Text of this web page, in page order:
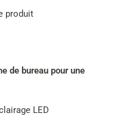
produit
de bureau pour une
LED